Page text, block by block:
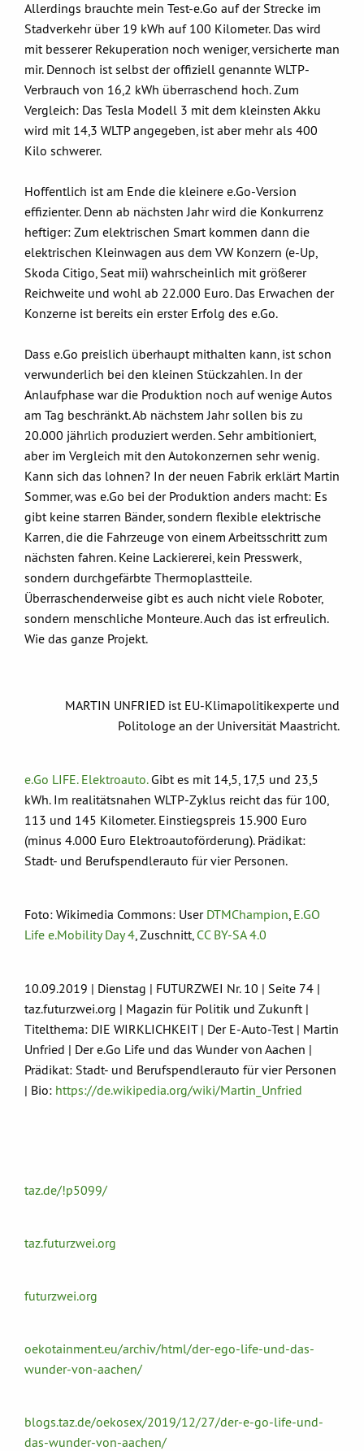
Allerdings brauchte mein Test-e.Go auf der Strecke im
Stadverkehr über 19 kWh auf 100 Kilometer. Das wird
mit besserer Rekuperation noch weniger, versicherte man
mir. Dennoch ist selbst der offiziell genannte WLTP-
Verbrauch von 16,2 kWh überraschend hoch. Zum
Vergleich: Das Tesla Modell 3 mit dem kleinsten Akku
wird mit 14,3 WLTP angegeben, ist aber mehr als 400
Kilo schwerer.
Hoffentlich ist am Ende die kleinere e.Go-Version
effizienter. Denn ab nächsten Jahr wird die Konkurrenz
heftiger: Zum elektrischen Smart kommen dann die
elektrischen Kleinwagen aus dem VW Konzern (e-Up,
Skoda Citigo, Seat mii) wahrscheinlich mit größerer
Reichweite und wohl ab 22.000 Euro. Das Erwachen der
Konzerne ist bereits ein erster Erfolg des e.Go.
Dass e.Go preislich überhaupt mithalten kann, ist schon
verwunderlich bei den kleinen Stückzahlen. In der
Anlaufphase war die Produktion noch auf wenige Autos
am Tag beschränkt. Ab nächstem Jahr sollen bis zu
20.000 jährlich produziert werden. Sehr ambitioniert,
aber im Vergleich mit den Autokonzernen sehr wenig.
Kann sich das lohnen? In der neuen Fabrik erklärt Martin
Sommer, was e.Go bei der Produktion anders macht: Es
gibt keine starren Bänder, sondern flexible elektrische
Karren, die die Fahrzeuge von einem Arbeitsschritt zum
nächsten fahren. Keine Lackiererei, kein Presswerk,
sondern durchgefärbte Thermoplastteile.
Überraschenderweise gibt es auch nicht viele Roboter,
sondern menschliche Monteure. Auch das ist erfreulich.
Wie das ganze Projekt.
MARTIN UNFRIED ist EU-Klimapolitikexperte und
Politologe an der Universität Maastricht.
e.Go LIFE. Elektroauto.Gibt es mit 14,5, 17,5 und 23,5
kWh. Im realitätsnahen WLTP-Zyklus reicht das für 100,
113 und 145 Kilometer. Einstiegspreis 15.900 Euro
(minus 4.000 Euro Elektroautoförderung). Prädikat:
Stadt- und Berufspendlerauto für vier Personen.
Foto: Wikimedia Commons: User DTMChampion, E.GO
Life e.Mobility Day 4, Zuschnitt, CC BY-SA 4.0
10.09.2019 | Dienstag | FUTURZWEI Nr. 10 | Seite 74 |
taz.futurzwei.org | Magazin für Politik und Zukunft |
Titelthema: DIE WIRKLICHKEIT | Der E-Auto-Test | Martin
Unfried | Der e.Go Life und das Wunder von Aachen |
Prädikat: Stadt- und Berufspendlerauto für vier Personen
| Bio: https://de.wikipedia.org/wiki/Martin_Unfried
taz.de/!p5099/
taz.futurzwei.org
futurzwei.org
oekotainment.eu/archiv/html/der-ego-life-und-das-
wunder-von-aachen/
blogs.taz.de/oekosex/2019/12/27/der-e-go-life-und-
das-wunder-von-aachen/